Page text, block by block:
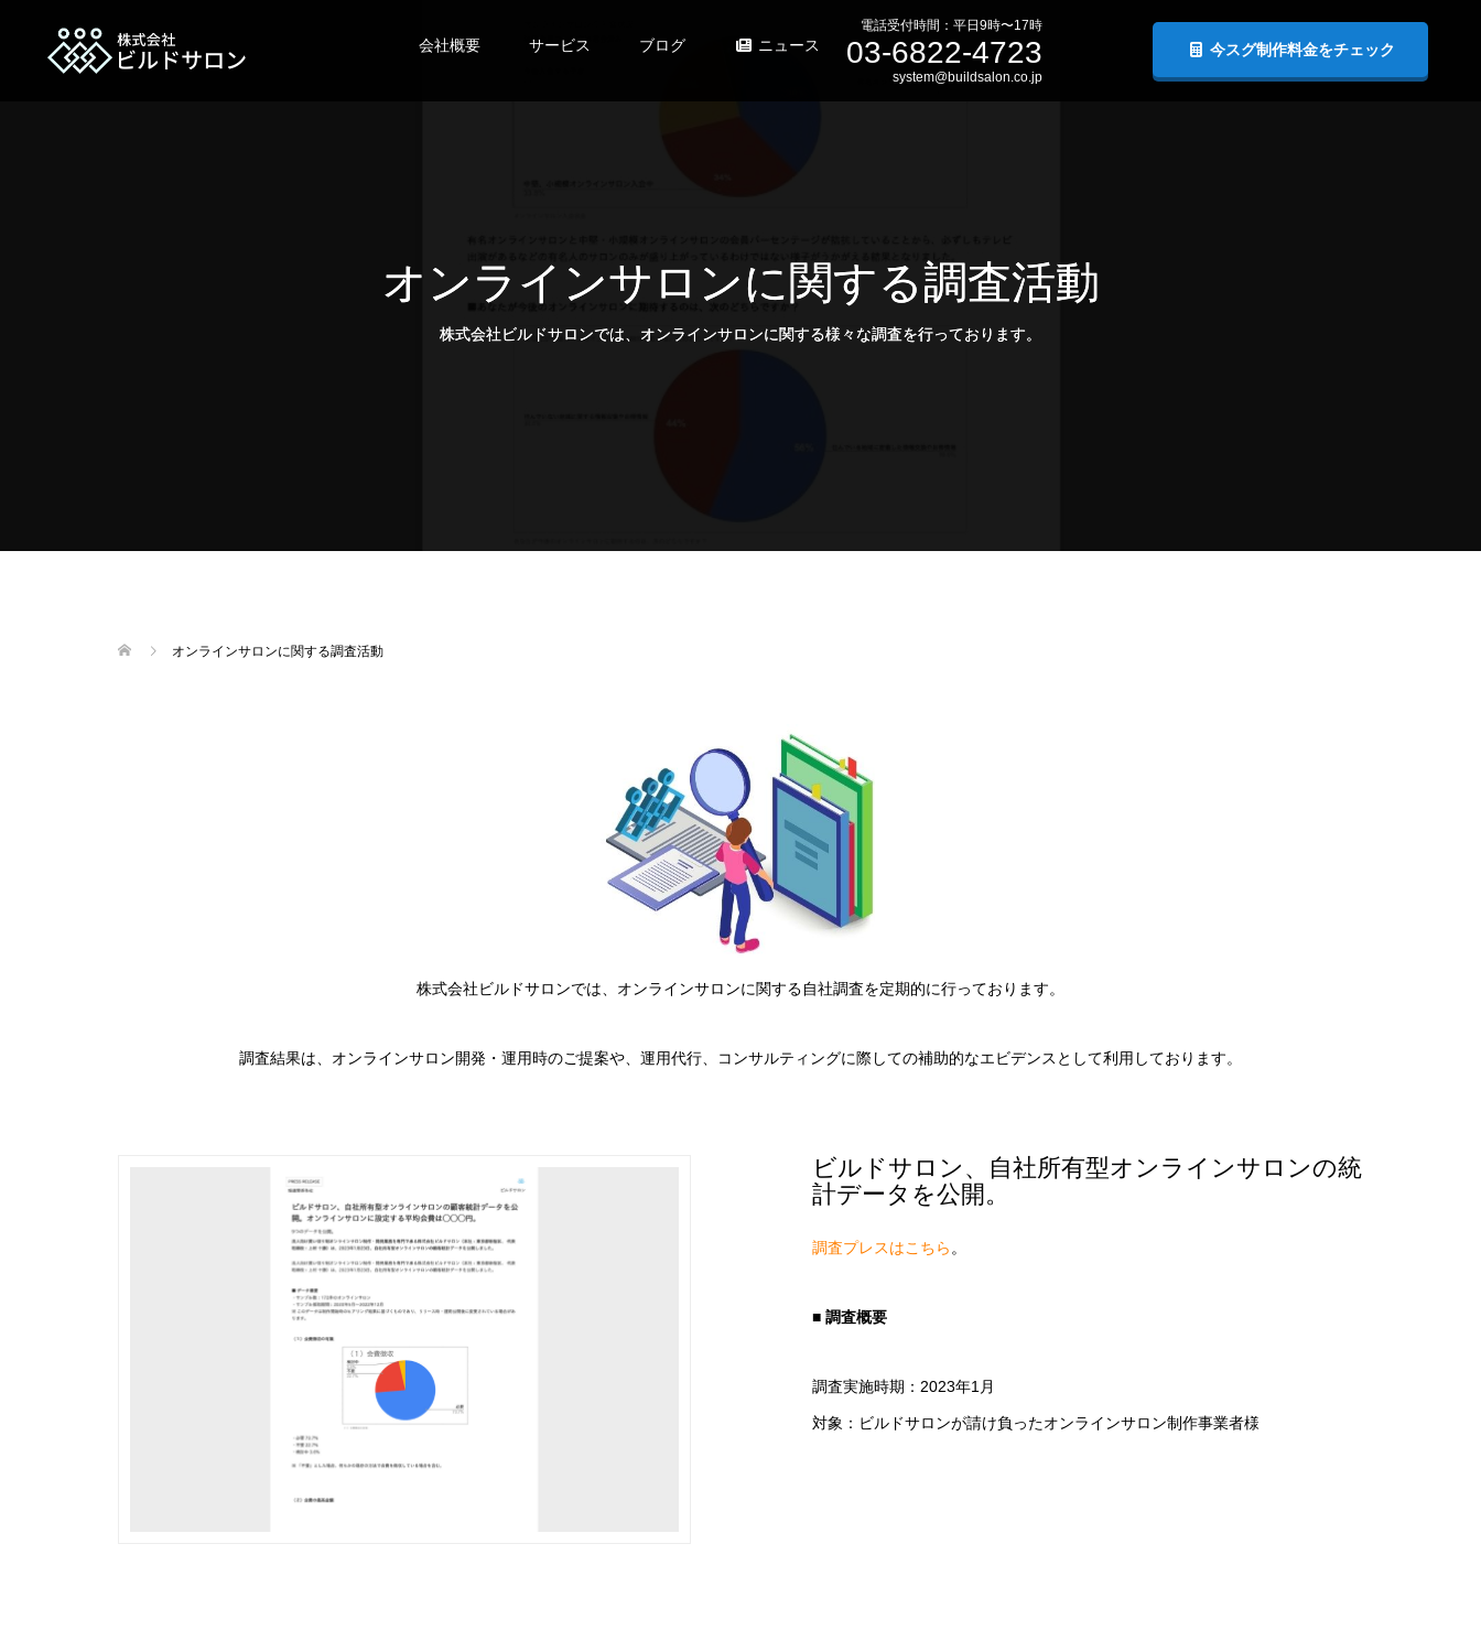
会社概要 サービス ブログ ニュース 今スグ制作料金をチェック
電話受付時間：平日9時〜17時
03-6822-4723
system@buildsalon.co.jp
オンラインサロンに関する調査活動
株式会社ビルドサロンでは、オンラインサロンに関する様々な調査を行っております。
オンラインサロンに関する調査活動
株式会社ビルドサロンでは、オンラインサロンに関する自社調査を定期的に行っております。
調査結果は、オンラインサロン開発・運用時のご提案や、運用代行、コンサルティングに際しての補助的なエビデンスとして利用しております。
ビルドサロン、自社所有型オンラインサロンの統
計データを公開。
調査プレスはこちら 。
■ 調査概要
調査実施時期：2023年1月
対象：ビルドサロンが請け負ったオンラインサロン制作事業者様